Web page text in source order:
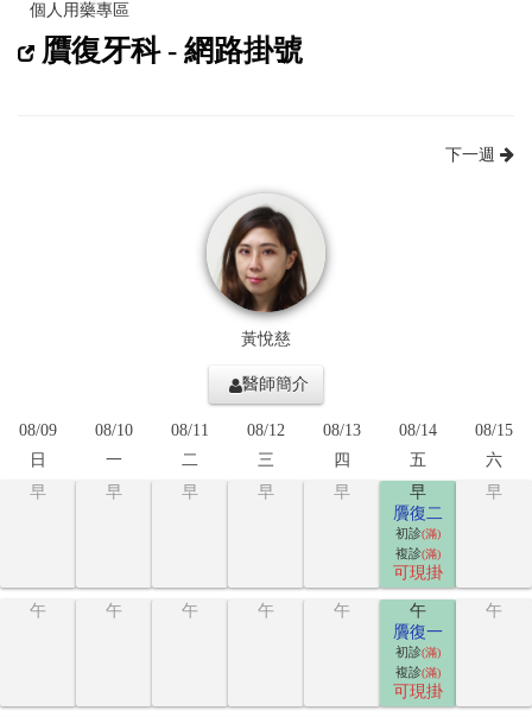
個人用藥專區
贋復牙科 - 網路掛號
下一週
黃悅慈
醫師簡介
08/09
日
08/10
一
08/11
二
08/12
三
08/13
四
08/14
五
08/15
六
早
早 早 早 早
早
贗復二
初診(滿)
複診(滿)
可現掛
早
午 午 午 午 午
午
贗復一
初診(滿)
複診(滿)
可現掛
午